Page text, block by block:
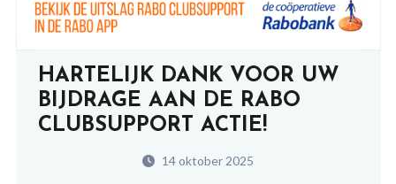
HARTELIJK DANK VOOR UW
BIJDRAGE AAN DE RABO
CLUBSUPPORT ACTIE!
14 oktober 2025